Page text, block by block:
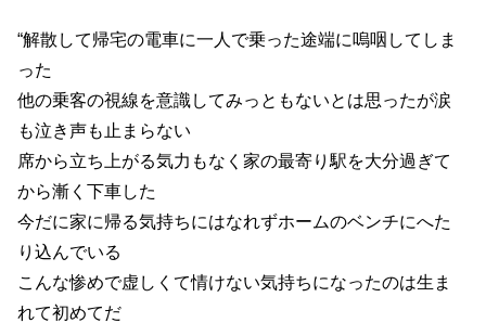
“解散して帰宅の電車に一人で乗った途端に嗚咽してしま
った
他の乗客の視線を意識してみっともないとは思ったが涙
も泣き声も止まらない
席から立ち上がる気力もなく家の最寄り駅を大分過ぎて
から漸く下車した
今だに家に帰る気持ちにはなれずホームのベンチにへた
り込んでいる
こんな惨めで虚しくて情けない気持ちになったのは生ま
れて初めてだ